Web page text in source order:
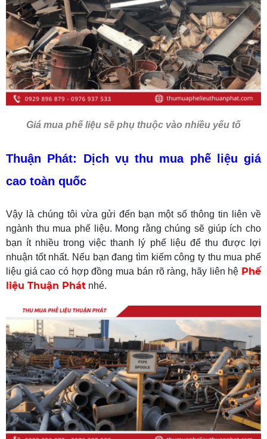
Giá mua phế liệu sẽ phụ thuộc vào nhiều yếu tố
Thuận Phát: Dịch vụ thu mua phế liệu giá
cao toàn quốc
Vậy là chúng tôi vừa gửi đến bạn một số thông tin liên về
ngành thu mua phế liệu. Mong rằng chúng sẽ giúp ích cho
bạn ít nhiều trong việc thanh lý phế liệu để thu được lợi
nhuận tốt nhất. Nếu bạn đang tìm kiếm công ty thu mua phế
liệu giá cao có hợp đồng mua bán rõ ràng, hãy liên hệ Phế
liệu Thuận Phát nhé.